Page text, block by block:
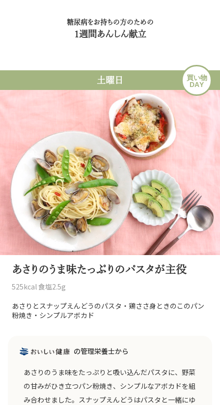
糖尿病をお持ちの方のための
1週間あんしん献立
土曜日
買い物
DAY
あさりのうま味たっぷりのパスタが主役
525kcal 食塩2.5g
あさりとスナップえんどうのパスタ・鶏ささ身ときのこのパン
粉焼き・シンプルアボカド
の管理栄養士から
あさりのうま味をたっぷりと吸い込んだパスタに、野菜
の甘みがひき立つパン粉焼き、シンプルなアボカドを組
み合わせました。スナップえんどうはパスタと一緒にゆ